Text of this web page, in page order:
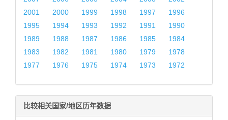
2001
2000 1999 1998 1997
1996
1995
1994 1993 1992 1991
1990
1989
1988 1987 1986 1985
1984
1983
1982 1981 1980 1979
1978
1977
1976 1975 1974 1973 1972
比较相关国家/地区历年数据